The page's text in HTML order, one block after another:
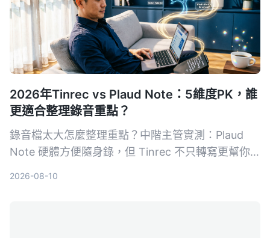
2026年Tinrec vs Plaud Note：5維度PK，誰
更適合整理錄音重點？
錄音檔太大怎麼整理重點？中階主管實測：Plaud
Note 硬體方便隨身錄，但 Tinrec 不只轉寫更幫你
2026-08-10